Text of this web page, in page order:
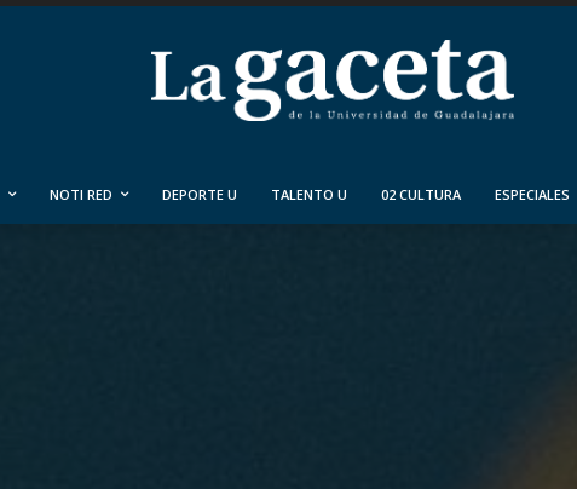
NOTI RED DEPORTE U TALENTO U 02 CULTURA ESPECIALES